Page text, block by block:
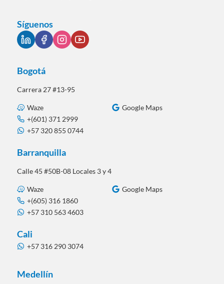
Síguenos
Bogotá
Carrera 27 #13-95
Waze
Google Maps
+(601) 371 2999
+57 320 855 0744
Barranquilla
Calle 45 #50B-08 Locales 3 y 4
Waze
Google Maps
+(605) 316 1860
+57 310 563 4603
Cali
+57 316 290 3074
Medellín